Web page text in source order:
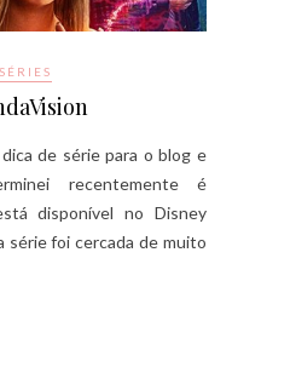
SÉRIES
de série para o blog e
recentemente é
disponível no Disney
série foi cercada de muito